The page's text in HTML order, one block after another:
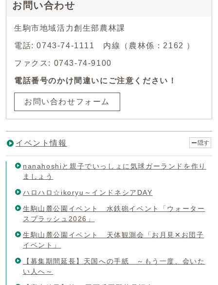
お問い合わせ
生駒市地域活力創生部農林課
電話: 0743-74-1111 内線（農林係：2162 ）
ファクス: 0743-74-9100
電話番号のかけ間違いにご注意ください！
お問い合わせフォーム
イベント情報 隠す
nanahoshiと親子でいっしょに気球ガーランドを作り
ましょう
ハロハロ☆ikoryu～インドネシアDAY
生駒山麓公園イベント 水鉄砲イベント「ウォーター
スプラッシュ2026」
生駒山麓公園イベント 天体観測会「お月見✕お団子
イベント」
【募集期間延長】天国への手紙 ～もう一度、会いた
い人へ～